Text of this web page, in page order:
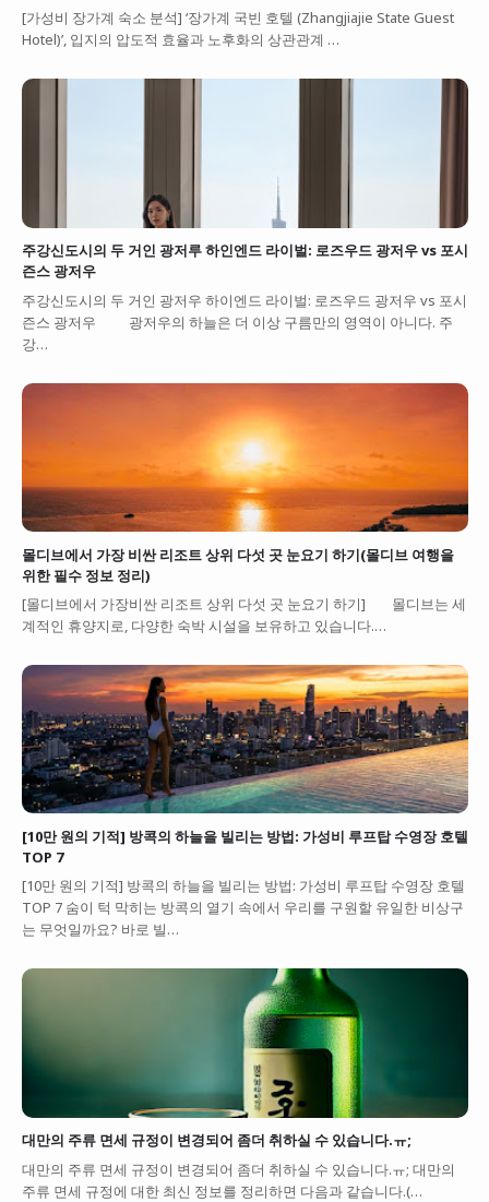
[가성비 장가계 숙소 분석] ‘장가계 국빈 호텔 (Zhangjiajie State Guest
Hotel)’, 입지의 압도적 효율과 노후화의 상관관계 …
주강신도시의 두 거인 광저루 하인엔드 라이벌: 로즈우드 광저우 vs 포시
즌스 광저우
주강신도시의 두 거인 광저우 하이엔드 라이벌: 로즈우드 광저우 vs 포시
즌스 광저우 광저우의 하늘은 더 이상 구름만의 영역이 아니다. 주
강…
몰디브에서 가장 비싼 리조트 상위 다섯 곳 눈요기 하기(몰디브 여행을
위한 필수 정보 정리)
[몰디브에서 가장비싼 리조트 상위 다섯 곳 눈요기 하기] 몰디브는 세
계적인 휴양지로, 다양한 숙박 시설을 보유하고 있습니다.…
[10만 원의 기적] 방콕의 하늘을 빌리는 방법: 가성비 루프탑 수영장 호텔
TOP 7
[10만 원의 기적] 방콕의 하늘을 빌리는 방법: 가성비 루프탑 수영장 호텔
TOP 7 숨이 턱 막히는 방콕의 열기 속에서 우리를 구원할 유일한 비상구
는 무엇일까요? 바로 빌…
대만의 주류 면세 규정이 변경되어 좀더 취하실 수 있습니다.ㅠ;
대만의 주류 면세 규정이 변경되어 좀더 취하실 수 있습니다.ㅠ; 대만의
주류 면세 규정에 대한 최신 정보를 정리하면 다음과 같습니다.(…